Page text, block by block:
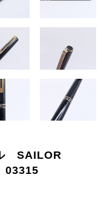
SAILOR